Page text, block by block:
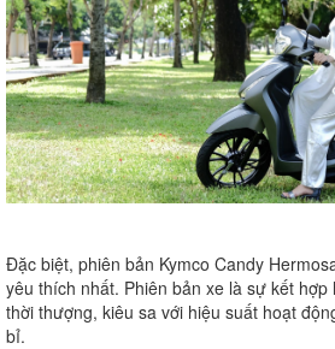
Đặc biệt, phiên bản Kymco Candy
yêu thích nhất. Phiên bản xe là sự kết
thời thượng, kiêu sa với hiệu suất hoạt
bỉ.